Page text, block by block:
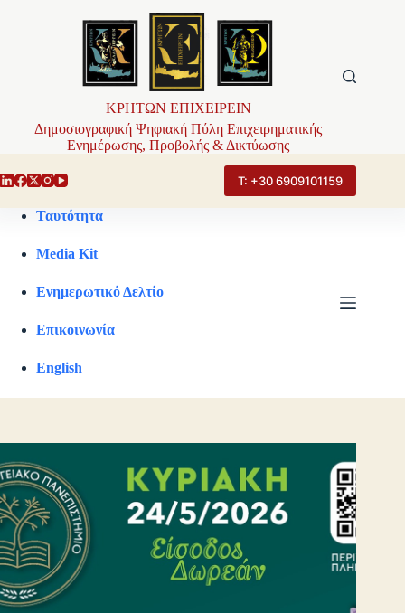
ΚΡΗΤΩΝ ΕΠΙΧΕΙΡΕΙΝ
Δημοσιογραφική Ψηφιακή Πύλη Επιχειρηματικής
Ενημέρωσης, Προβολής & Δικτύωσης
Τ: +30 6909101159
Ταυτότητα
Media Kit
Ενημερωτικό Δελτίο
Επικοινωνία
English